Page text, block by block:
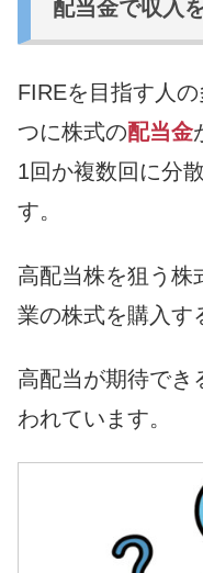
配当金で収入
FIREを目指す人
つに株式の配当金
1回か複数回に分
す。
高配当株を狙う株
業の株式を購入す
高配当が期待でき
われています。